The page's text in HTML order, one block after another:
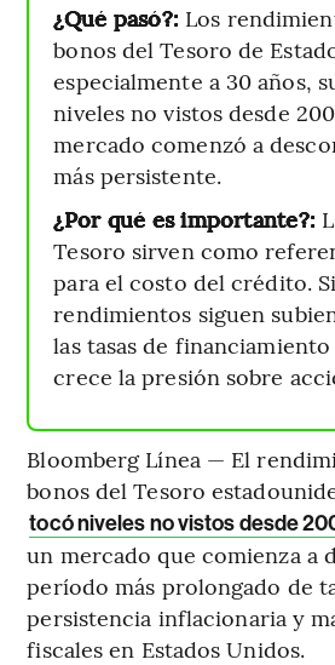
¿Qué pasó?: Los
bonos del Tesoro de
especialmente a 30 años,
niveles no vistos desde
mercado comenzó a
más persistente.
¿Por qué es importante?:
Tesoro sirven como
para el costo del crédito.
rendimientos siguen
las tasas de
crece la presión sobre
Bloomberg Línea — El
bonos del Tesoro
tocó niveles no vistos desde
un mercado que comienza a
período más prolongado de
persistencia inflacionaria y
fiscales en Estados Unidos.